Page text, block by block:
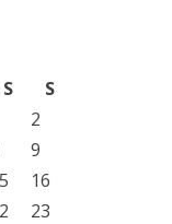
S
S
2
9
16
23